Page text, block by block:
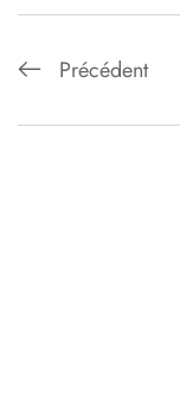
Précédent